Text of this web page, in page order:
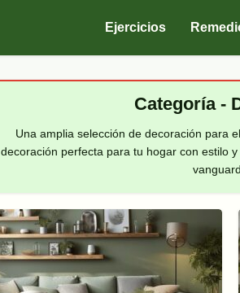
Ejercicios
Categoría -
Una amplia selección de decoración para
decoración perfecta para tu hogar con estilo